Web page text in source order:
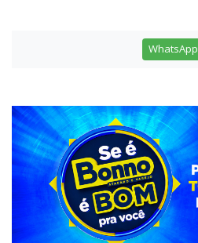
WhatsApp